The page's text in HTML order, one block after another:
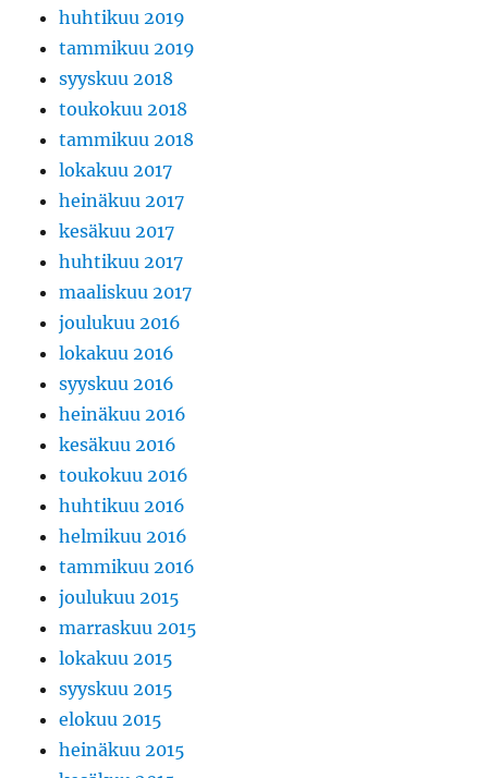
huhtikuu 2019
tammikuu 2019
syyskuu 2018
toukokuu 2018
tammikuu 2018
lokakuu 2017
heinäkuu 2017
kesäkuu 2017
huhtikuu 2017
maaliskuu 2017
joulukuu 2016
lokakuu 2016
syyskuu 2016
heinäkuu 2016
kesäkuu 2016
toukokuu 2016
huhtikuu 2016
helmikuu 2016
tammikuu 2016
joulukuu 2015
marraskuu 2015
lokakuu 2015
syyskuu 2015
elokuu 2015
heinäkuu 2015